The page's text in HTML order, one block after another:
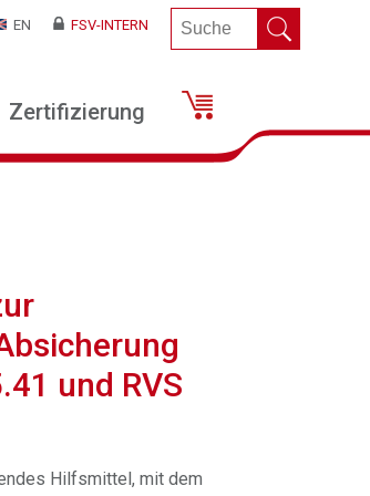
EN FSV-INTERN
Zertifizierung
und RVS
Hilfsmittel, mit dem